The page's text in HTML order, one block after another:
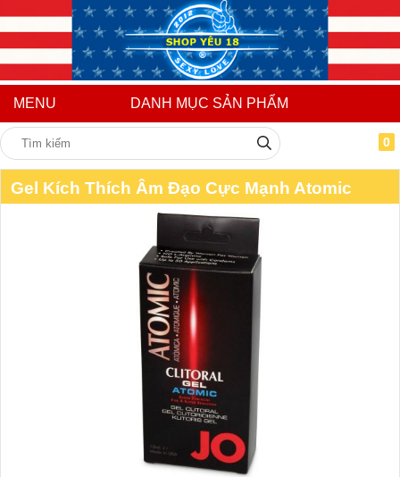
MENU DANH MỤC SẢN PHẨM
0
Gel Kích Thích Âm Đạo Cực Mạnh Atomic